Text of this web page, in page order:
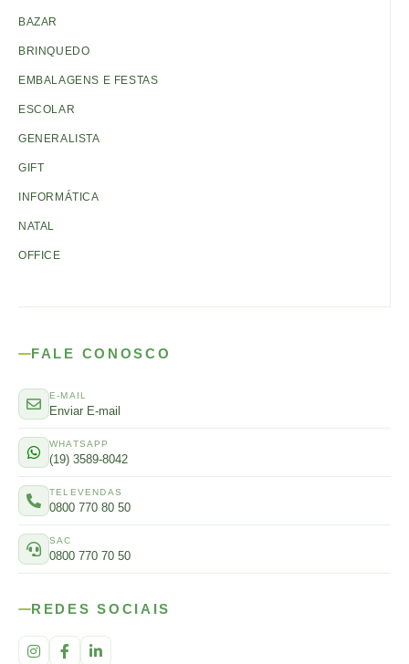
BAZAR
BRINQUEDO
EMBALAGENS E FESTAS
ESCOLAR
GENERALISTA
GIFT
INFORMÁTICA
NATAL
OFFICE
FALE CONOSCO
E-MAIL
Enviar E-mail
WHATSAPP
(19) 3589-8042
TELEVENDAS
0800 770 80 50
SAC
0800 770 70 50
REDES SOCIAIS